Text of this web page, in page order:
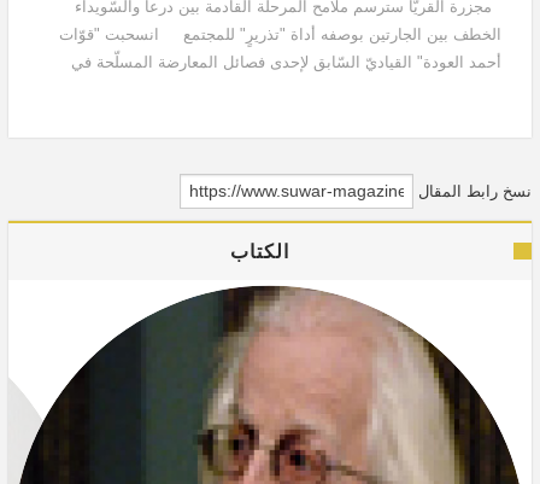
مجزرة القريّا سترسم ملامح المرحلة القادمة بين درعا والسّويداء
الخطف بين الجارتين بوصفه أداة "تذريرٍ" للمجتمع انسحبت "قوّات
أحمد العودة" القياديّ السّابق لإحدى فصائل المعارضة المسلّحة في
نسخ رابط المقال
الكتاب